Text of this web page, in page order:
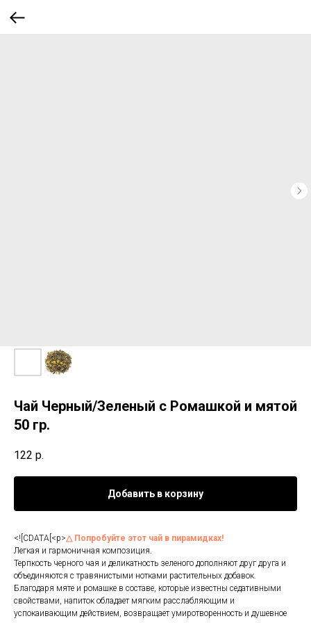
Чай Черный/Зеленый с Ромашкой и мятой
50 гр.
122 р.
Добавить в корзину
<![CDATA[<p>△ Попробуйте этот чай в пирамидках!
Легкая и гармоничная композиция.
Терпкость черного чая и деликатность зеленого дополняют друг друга и
объединяются с травянистыми нотками растительных добавок.
Благодаря мяте и ромашке в составе, которые известны седативными
свойствами, напиток обладает мягким расслабляющим и
успокаивающим действием, возвращает умиротворенность и душевное